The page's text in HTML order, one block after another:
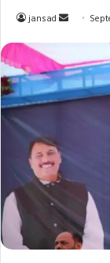
jansad
Send